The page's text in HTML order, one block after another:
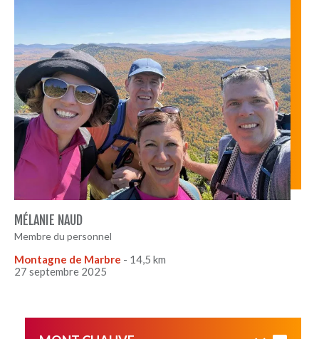
MÉLANIE NAUD
Membre du personnel
Montagne de Marbre - 14,5 km
27 septembre 2025